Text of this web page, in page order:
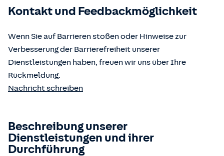
Kontakt und Feedbackmöglichkeit
Wenn Sie auf Barrieren stoßen oder Hinweise zur
Verbesserung der Barrierefreiheit unserer
Dienstleistungen haben, freuen wir uns über Ihre
Rückmeldung.
Nachricht schreiben
Beschreibung unserer
Dienstleistungen und ihrer
Durchführung